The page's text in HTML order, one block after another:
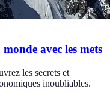
avec les mets
les secrets et
inoubliables.